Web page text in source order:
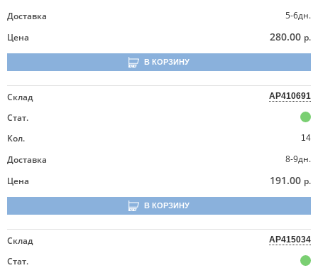
Доставка
5-6дн.
Цена
280.00 р.
В КОРЗИНУ
Склад AP410691
Стат.
Кол.
14
Доставка
8-9дн.
Цена
191.00 р.
В КОРЗИНУ
Склад AP415034
Стат.